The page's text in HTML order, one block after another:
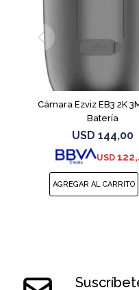
Cámara Ezviz EB3 2K
Batería
USD 144,00
USD